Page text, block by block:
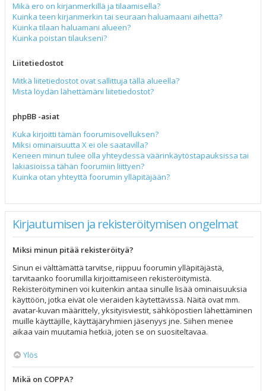
Mikä ero on kirjanmerkillä ja tilaamisella?
Kuinka teen kirjanmerkin tai seuraan haluamaani aihetta?
Kuinka tilaan haluamani alueen?
Kuinka poistan tilaukseni?
Liitetiedostot
Mitkä liitetiedostot ovat sallittuja tällä alueella?
Mistä löydän lähettämäni liitetiedostot?
phpBB -asiat
Kuka kirjoitti tämän foorumisovelluksen?
Miksi ominaisuutta X ei ole saatavilla?
Keneen minun tulee olla yhteydessä väärinkäytöstapauksissa tai
lakiasioissa tähän foorumiin liittyen?
Kuinka otan yhteyttä foorumin ylläpitäjään?
Kirjautumisen ja rekisteröitymisen ongelmat
Miksi minun pitää rekisteröityä?
Sinun ei välttämättä tarvitse, riippuu foorumin ylläpitäjästä,
tarvitaanko foorumilla kirjoittamiseen rekisteröitymistä.
Rekisteröityminen voi kuitenkin antaa sinulle lisää ominaisuuksia
käyttöön, jotka eivät ole vieraiden käytettävissä. Näitä ovat mm.
avatar-kuvan määrittely, yksityisviestit, sähköpostien lähettäminen
muille käyttäjille, käyttäjäryhmien jäsenyys jne. Siihen menee
aikaa vain muutamia hetkiä, joten se on suositeltavaa.
Ylös
Mikä on COPPA?